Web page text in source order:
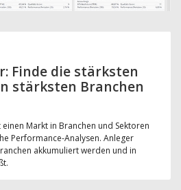
Finde die stärksten
stärksten Branchen
Markt in Branchen und Sektoren
Performance-Analysen. Anleger
akkumuliert werden und in